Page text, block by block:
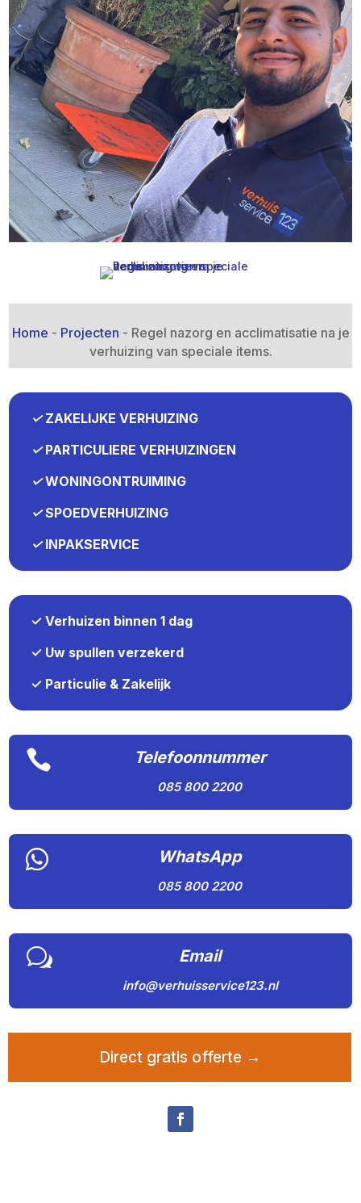
Home - Projecten - Regel nazorg en acclimatisatie na je
verhuizing van speciale items.​
✓ZAKELIJKE VERHUIZING
✓PARTICULIERE VERHUIZINGEN
✓WONINGONTRUIMING
✓SPOEDVERHUIZING
✓INPAKSERVICE
✓ Verhuizen binnen 1 dag
✓ Uw spullen verzekerd
✓ Particulie & Zakelijk
 Telefoonnummer
085 800 2200
 WhatsApp
085 800 2200
w Email
info@verhuisservice123.nl
Direct gratis offerte →